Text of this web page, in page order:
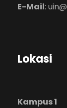
E-Mail:
Lokasi
Kampus 1